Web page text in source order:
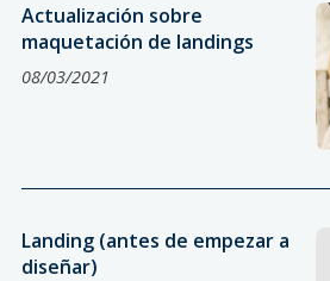
Actualización sobre
maquetación de landings
08/03/2021
Landing (antes de empezar a
diseñar)